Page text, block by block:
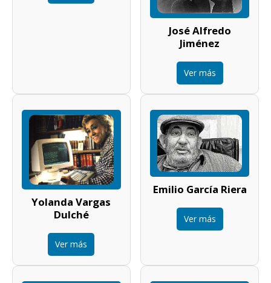
José Alfredo
Jiménez
Ver más
Yolanda Vargas
Dulché
Ver más
Emilio García Riera
Ver más